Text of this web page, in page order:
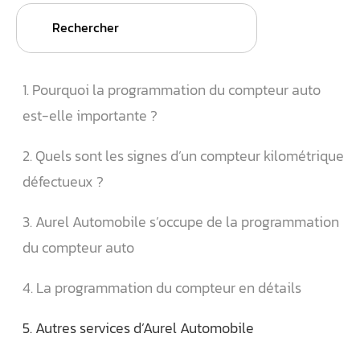
Search
1. Pourquoi la programmation du compteur auto
est-elle importante ?
2. Quels sont les signes d’un compteur kilométrique
défectueux ?
3. Aurel Automobile s’occupe de la programmation
du compteur auto
4. La programmation du compteur en détails
5. Autres services d’Aurel Automobile